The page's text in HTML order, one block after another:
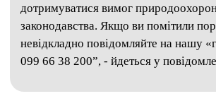
дотримуватися вимог
законодавства. Якщо ви помітили
невідкладно повідомляйте на нашу
099 66 38 200”, - йдеться у